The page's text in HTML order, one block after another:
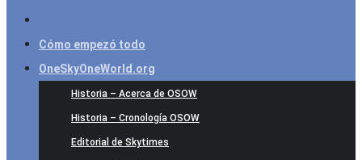
Cómo empezó todo
OneSkyOneWorld.org
Historia – Acerca de OSOW
Historia – Cronología OSOW
Editorial de Skytimes